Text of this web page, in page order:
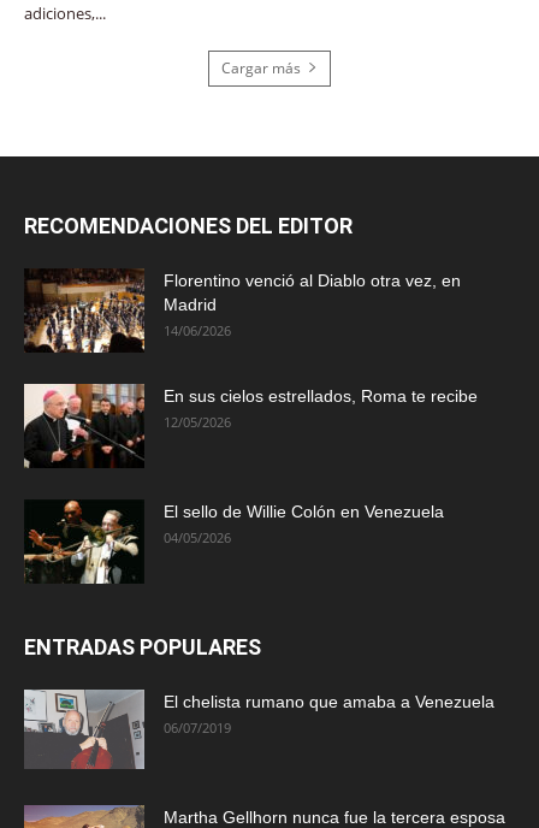
adiciones,...
Cargar más
RECOMENDACIONES DEL EDITOR
Florentino venció al Diablo otra vez, en
Madrid
14/06/2026
En sus cielos estrellados, Roma te recibe
12/05/2026
El sello de Willie Colón en Venezuela
04/05/2026
ENTRADAS POPULARES
El chelista rumano que amaba a Venezuela
06/07/2019
Martha Gellhorn nunca fue la tercera esposa